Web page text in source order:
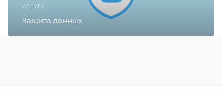
УСЛУГА
Защита данных